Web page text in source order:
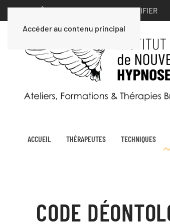
Accéder au contenu principal
VOUS ÊTES UN PARTICULIER ∣MODIFIER
ACCUEIL THÉRAPEUTES TECHNIQUES
CODE